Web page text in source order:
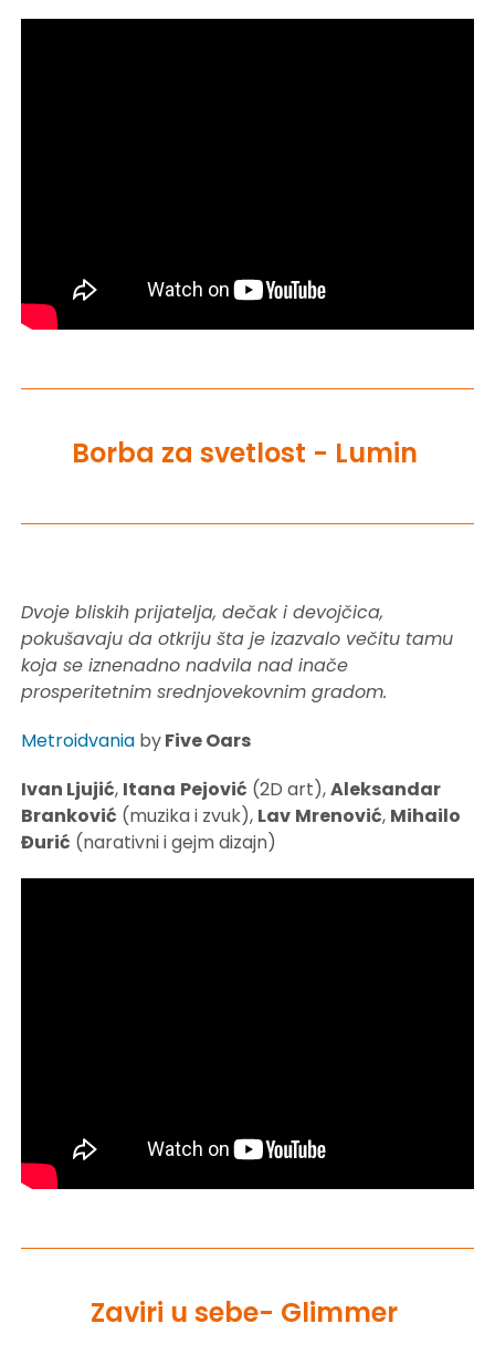
Borba za svetlost - Lumin
Dvoje bliskih prijatelja, dečak i devojčica,
pokušavaju da otkriju šta je izazvalo večitu tamu
koja se iznenadno nadvila nad inače
prosperitetnim srednjovekovnim gradom.
Metroidvania byFive Oars
Ivan Ljujić, Itana Pejović (2D art),Aleksandar
Branković (muzika i zvuk), Lav Mrenović, Mihailo
Đurić (narativni i gejm dizajn)
Zaviri u sebe- Glimmer